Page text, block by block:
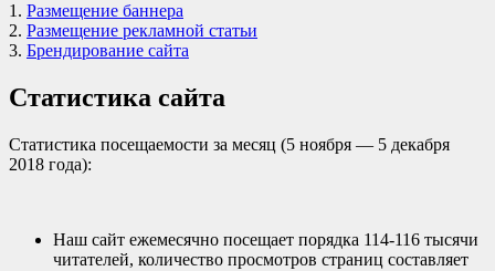
1. Размещение баннера
2. Размещение рекламной статьи
3. Брендирование сайта
Статистика сайта
Статистика посещаемости за месяц (5 ноября — 5 декабря
2018 года):
Наш сайт ежемесячно посещает порядка 114-116 тысячи
читателей, количество просмотров страниц составляет